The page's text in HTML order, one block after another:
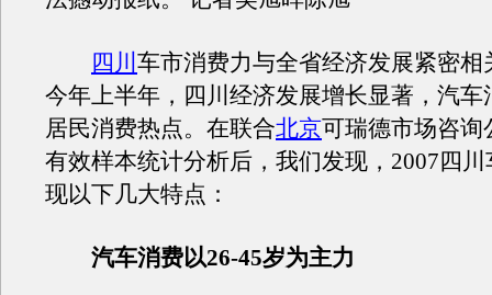
四川 车市消费力与全省经济发展紧密相
今年上半年，四川经济发展增长显著，汽车
居民消费热点。在联合北京可瑞德市场咨询
有效样本统计分析后，我们发现，2007四
现以下几大特点：
汽车消费以26-45岁为主力